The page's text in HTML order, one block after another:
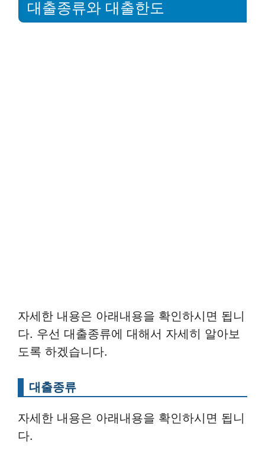
대출종류와 대출한도
자세한 내용은 아래내용을 확인하시면 됩니
다. 우선 대출종류에 대해서 자세히 알아보
도록 하겠습니다.
대출종류
자세한 내용은 아래내용을 확인하시면 됩니
다.